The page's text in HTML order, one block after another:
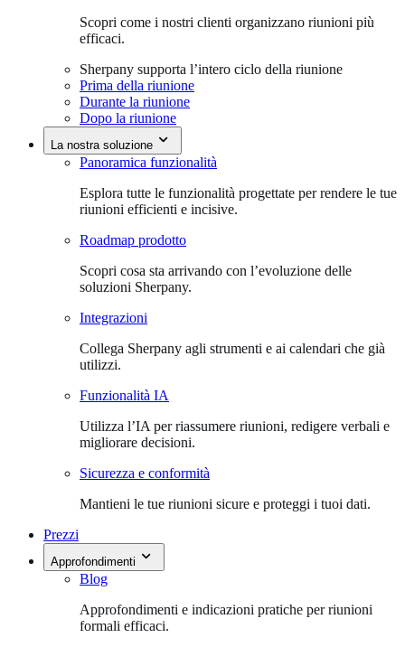
Scopri come i nostri clienti organizzano riunioni più
efficaci.
Sherpany supporta l’intero ciclo della riunione
Prima della riunione
Durante la riunione
Dopo la riunione
La nostra soluzione
Panoramica funzionalità
Esplora tutte le funzionalità progettate per rendere le tue
riunioni efficienti e incisive.
Roadmap prodotto
Scopri cosa sta arrivando con l’evoluzione delle
soluzioni Sherpany.
Integrazioni
Collega Sherpany agli strumenti e ai calendari che già
utilizzi.
Funzionalità IA
Utilizza l’IA per riassumere riunioni, redigere verbali e
migliorare decisioni.
Sicurezza e conformità
Mantieni le tue riunioni sicure e proteggi i tuoi dati.
Prezzi
Approfondimenti
Blog
Approfondimenti e indicazioni pratiche per riunioni
formali efficaci.